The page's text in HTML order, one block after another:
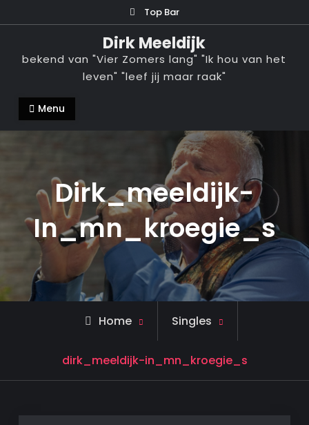
naar
inhoud
Top Bar
Dirk Meeldijk
bekend van "Vier Zomers lang" "Ik hou van het
leven" "leef jij maar raak"
Menu
Dirk_meeldijk-
In_mn_kroegie_s
Home Singles
dirk_meeldijk-in_mn_kroegie_s